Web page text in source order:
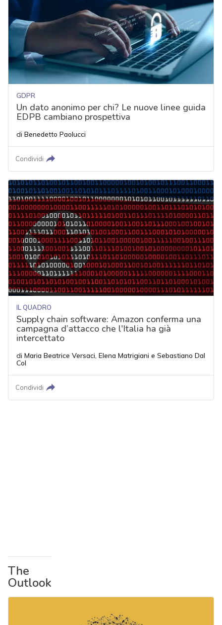
GDPR
Un dato anonimo per chi? Le nuove linee guida
EDPB cambiano prospettiva
di Benedetto Paolucci
Condividi
IL QUADRO
Supply chain software: Amazon conferma una
campagna d’attacco che l'Italia ha già
intercettato
di Maria Beatrice Versaci, Elena Matrigiani e Sebastiano Dal
Col
Condividi
The
Outlook